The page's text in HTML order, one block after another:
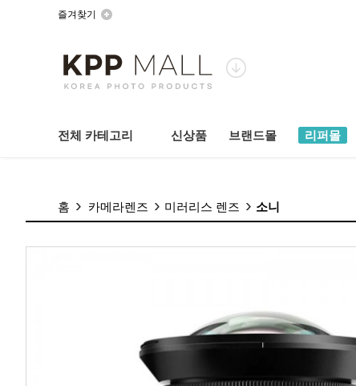
즐겨찾기
전체 카테고리 신상품 브랜드몰 리퍼몰
홈 카메라렌즈 미러리스 렌즈 소니